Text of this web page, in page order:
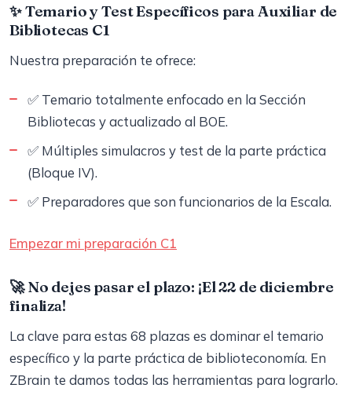
✨ Temario y Test Específicos para Auxiliar de
Bibliotecas C1
Nuestra preparación te ofrece:
✅ Temario totalmente enfocado en la Sección
Bibliotecas y actualizado al BOE.
✅ Múltiples simulacros y test de la parte práctica
(Bloque IV).
✅ Preparadores que son funcionarios de la Escala.
Empezar mi preparación C1
🚀 No dejes pasar el plazo: ¡El 22 de diciembre
finaliza!
La clave para estas 68 plazas es dominar el temario
específico y la parte práctica de biblioteconomía. En
ZBrain te damos todas las herramientas para lograrlo.